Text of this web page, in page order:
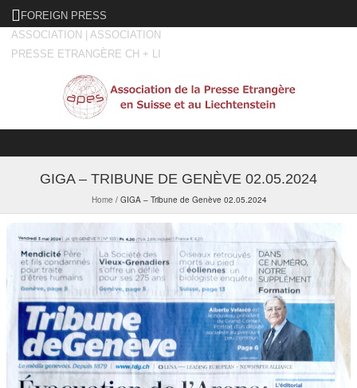
FOREIGN PRESS
ASSOCIATION | ASSOCIATION
PRESSE ETRANGÈRE CH + LI
GIGA – TRIBUNE DE GENÈVE 02.05.2024
Home / GIGA – Tribune de Genève 02.05.2024